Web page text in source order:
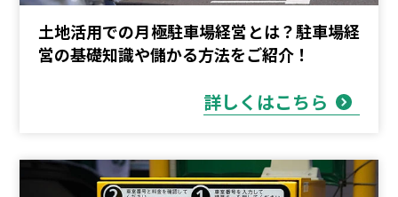
土地活用での月極駐車場経営とは？駐車場経
営の基礎知識や儲かる方法をご紹介！
詳しくはこちら